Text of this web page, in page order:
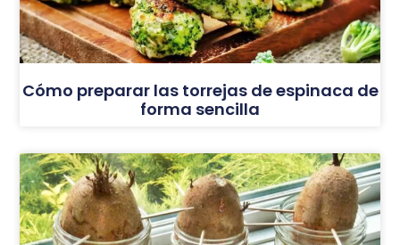
Cómo preparar las torrejas de espinaca de
forma sencilla